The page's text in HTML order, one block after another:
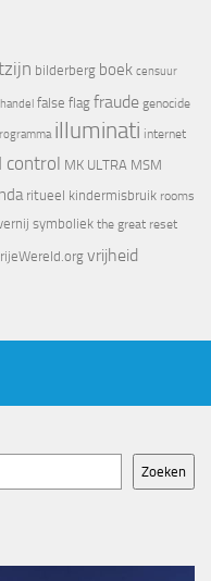
bilderberg boek censuur
false flag fraude genocide
illuminati internet
control MK ULTRA MSM
ritueel kindermisbruik rooms
symboliek the great reset
vrijheid
Zoeken